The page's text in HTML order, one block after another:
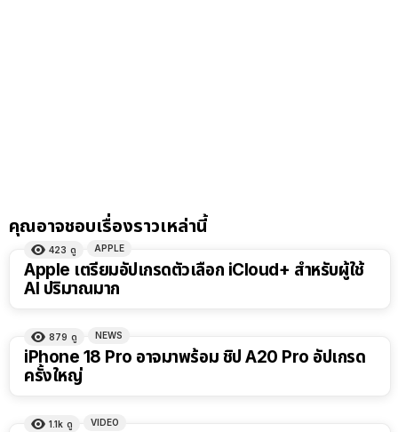
คุณอาจชอบเรื่องราวเหล่านี้
423 ดู APPLE
Apple เตรียมอัปเกรดตัวเลือก iCloud+ สำหรับผู้ใช้
AI ปริมาณมาก
879 ดู NEWS
iPhone 18 Pro อาจมาพร้อม ชิป A20 Pro อัปเกรด
ครั้งใหญ่
1.1k ดู VIDEO